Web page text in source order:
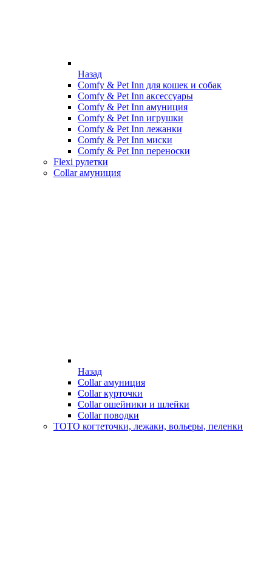
Назад
Comfy & Pet Inn для кошек и собак
Comfy & Pet Inn аксессуары
Comfy & Pet Inn амуниция
Comfy & Pet Inn игрушки
Comfy & Pet Inn лежанки
Comfy & Pet Inn миски
Comfy & Pet Inn переноски
Flexi рулетки
Collar амуниция
Назад
Collar амуниция
Collar курточки
Collar ошейники и шлейки
Collar поводки
ТОТО когтеточки, лежаки, вольеры, пеленки